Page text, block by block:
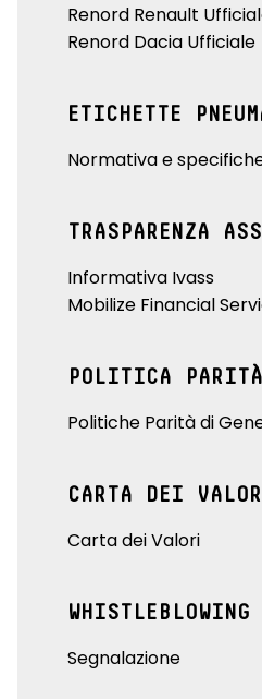
Renord Renault
Renord Dacia Ufficiale
ETICHETTE
Normativa e
TRASPARENZA
Informativa Ivass
Mobilize Financial
POLITICA
Politiche Parità di
CARTA DEI
Carta dei Valori
WHISTLEBLOWING
Segnalazione